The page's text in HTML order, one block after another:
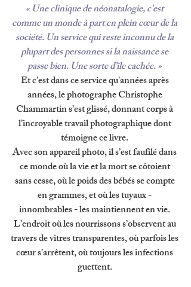
« Une clinique de néonatalogie, c’est
comme un monde à part en plein cœur de la
société. Un service qui reste inconnu de la
plupart des personnes si la naissance se
passe bien. Une sorte d’île cachée. »
Et c’est dans ce service qu'années après
années, le photographe Christophe
Chammartin s’est glissé, donnant corps à
l’incroyable travail photographique dont
témoigne ce livre.
Avec son appareil photo, il s’est faufilé dans
ce monde où la vie et la mort se côtoient
sans cesse, où le poids des bébés se compte
en grammes, et où les tuyaux -
innombrables - les maintiennent en vie.
L’endroit où les nourrissons s’observent au
travers de vitres transparentes, où parfois les
cœur s’arrêtent, où toujours les infections
guettent.